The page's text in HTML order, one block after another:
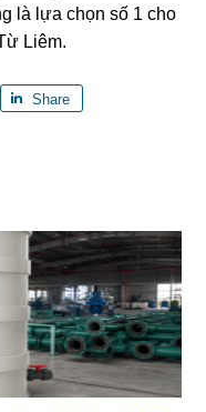
là lựa chọn số 1 cho
Liêm.
Share